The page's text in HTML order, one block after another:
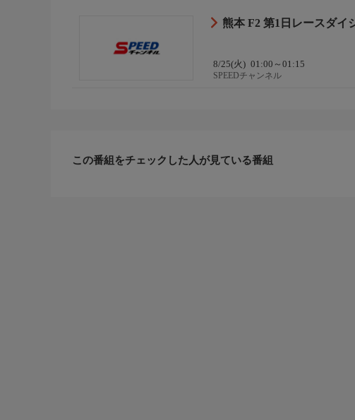
熊本 F2 第1日レースダイ
8/25(火) 01:00～01:15
SPEEDチャンネル
この番組をチェックした人が見ている番組